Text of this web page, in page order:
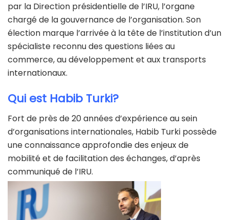
par la Direction présidentielle de l’IRU, l’organe
chargé de la gouvernance de l’organisation. Son
élection marque l’arrivée à la tête de l’institution d’un
spécialiste reconnu des questions liées au
commerce, au développement et aux transports
internationaux.
Qui est Habib Turki?
Fort de près de 20 années d’expérience au sein
d’organisations internationales, Habib Turki possède
une connaissance approfondie des enjeux de
mobilité et de facilitation des échanges, d’après
communiqué de l’IRU.